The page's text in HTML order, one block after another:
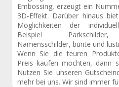
Embossing, erzeugt ein
3D-Effekt. Darüber hinaus
Möglichkeiten der
Beispiel Parkschilder,
Namensschilder, bunte und
Wenn Sie die teuren
Preis kaufen möchten, dann
Nutzen Sie unseren
mehr bei uns. Wir sind immer